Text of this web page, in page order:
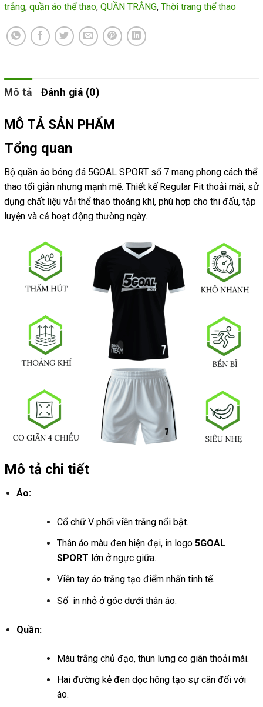
trắng, quần áo thể thao, QUẦN TRẮNG, Thời trang thể thao
Mô tả Đánh giá (0)
MÔ TẢ SẢN PHẨM
Tổng quan
Bộ quần áo bóng đá 5GOAL SPORT số 7 mang phong cách thể
thao tối giản nhưng mạnh mẽ. Thiết kế Regular Fit thoải mái, sử
dụng chất liệu vải thể thao thoáng khí, phù hợp cho thi đấu, tập
luyện và cả hoạt động thường ngày.
Mô tả chi tiết
Áo:
Cổ chữ V phối viền trắng nổi bật.
Thân áo màu đen hiện đại, in logo 5GOAL
SPORT lớn ở ngực giữa.
Viền tay áo trắng tạo điểm nhấn tinh tế.
Số in nhỏ ở góc dưới thân áo.
Quần:
Màu trắng chủ đạo, thun lưng co giãn thoải mái.
Hai đường kẻ đen dọc hông tạo sự cân đối với
áo.